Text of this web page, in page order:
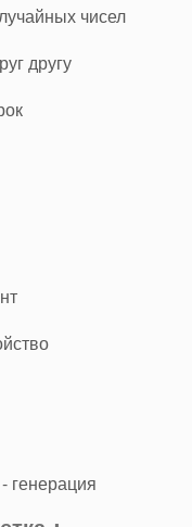
чисел
другу
генерация